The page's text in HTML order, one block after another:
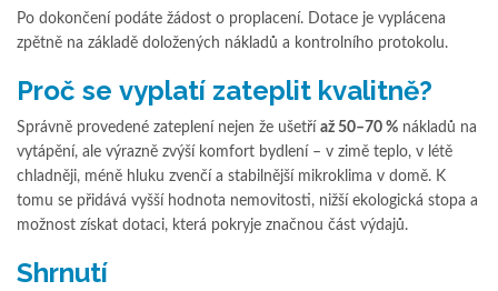
Po dokončení podáte žádost o proplacení. Dotace je vyplácena
zpětně na základě doložených nákladů a kontrolního protokolu.
Proč se vyplatí zateplit kvalitně?
Správně provedené zateplení nejen že ušetří až 50–70 % nákladů na
vytápění, ale výrazně zvýší komfort bydlení – v zimě teplo, v létě
chladněji, méně hluku zvenčí a stabilnější mikroklima v domě. K
tomu se přidává vyšší hodnota nemovitosti, nižší ekologická stopa a
možnost získat dotaci, která pokryje značnou část výdajů.
Shrnutí